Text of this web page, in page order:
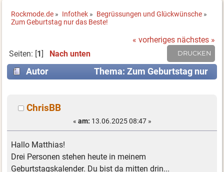
Rockmode.de » Infothek » Begrüssungen und Glückwünsche »
Zum Geburtstag nur das Beste!
« vorheriges nächstes »
DRUCKEN
Seiten: [1] Nach unten
Autor
Thema: Zum Geburtstag nur
ChrisBB
« am: 13.06.2025 08:47 »
Hallo Matthias!
Drei Personen stehen heute in meinem
Geburtstagskalender. Du bist da mitten drin...